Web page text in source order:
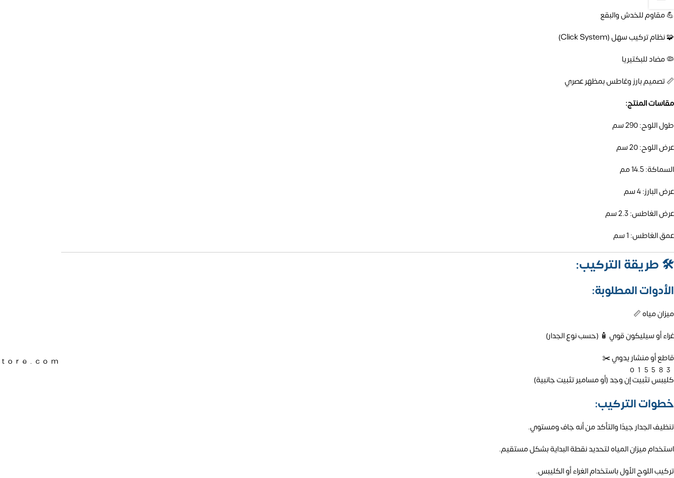
💪 مقاوم للخدش والبقع
🧩 نظام تركيب سهل (Click System)
🦠 مضاد للبكتيريا
📏 تصميم بارز وغاطس بمظهر عصري
مقاسات المنتج:
طول اللوح: 290 سم
عرض اللوح: 20 سم
السماكة: 14.5 مم
عرض البارز: 4 سم
عرض الغاطس: 2.3 سم
عمق الغاطس: 1 سم
🛠️ طريقة التركيب:
الأدوات المطلوبة:
ميزان مياه 📏
غراء أو سيليكون قوي 🧴 (حسب نوع الجدار)
قاطع أو منشار يدوي ✂️
كليبس تثبيت إن وجد (أو مسامير تثبيت جانبية)
خطوات التركيب:
تنظيف الجدار جيدًا والتأكد من أنه جاف ومستوي.
استخدام ميزان المياه لتحديد نقطة البداية بشكل مستقيم.
تركيب اللوح الأول باستخدام الغراء أو الكليبس.